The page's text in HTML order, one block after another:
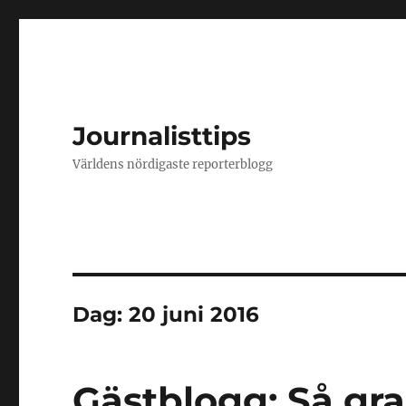
Journalisttips
Världens nördigaste reporterblogg
Dag:20 juni 2016